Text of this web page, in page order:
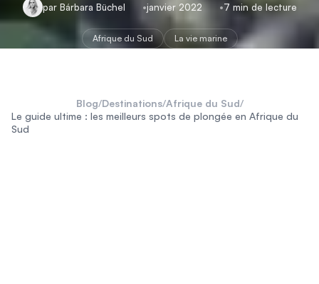
par Bárbara Büchel janvier 2022 7 min de lecture
Afrique du Sud La vie marine
Blog/Destinations/Afrique du Sud/
Le guide ultime : les meilleurs spots de plongée en Afrique du
Sud